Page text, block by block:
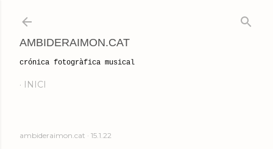
AMBIDERAIMON.CAT
crónica fotogràfica musical
INICI
ambideraimon.cat 15.1.22